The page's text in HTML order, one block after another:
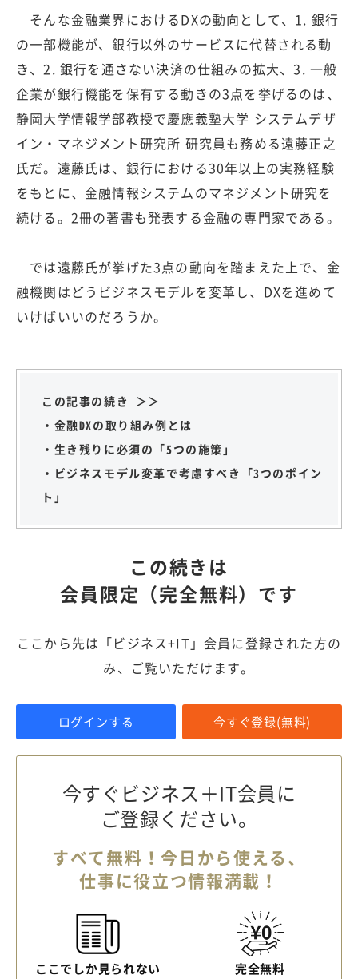
そんな金融業界におけるDXの動向として、1. 銀行
の一部機能が、銀行以外のサービスに代替される動
き、2. 銀行を通さない決済の仕組みの拡大、3. 一般
企業が銀行機能を保有する動きの3点を挙げるのは、
静岡大学情報学部教授で慶應義塾大学 システムデザ
イン・マネジメント研究所 研究員も務める遠藤正之
氏だ。遠藤氏は、銀行における30年以上の実務経験
をもとに、金融情報システムのマネジメント研究を
続ける。2冊の著書も発表する金融の専門家である。
では遠藤氏が挙げた3点の動向を踏まえた上で、金
融機関はどうビジネスモデルを変革し、DXを進めて
いけばいいのだろうか。
この記事の続き ＞＞
・金融DXの取り組み例とは
・生き残りに必須の「5つの施策」
・ビジネスモデル変革で考慮すべき「3つのポイン
ト」
この続きは
会員限定（完全無料）です
ここから先は「ビジネス+IT」会員に登録された方の
み、ご覧いただけます。
ログインする 今すぐ登録(無料)
今すぐビジネス＋IT会員に
ご登録ください。
すべて無料！今日から使える、
仕事に役立つ情報満載！
ここでしか見られない 完全無料